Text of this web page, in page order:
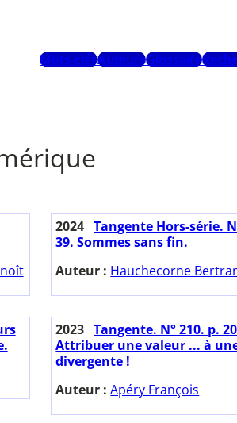
Mots-clésAuteursGlossaire
2024 Tangente Hors-série.
39. Sommes sans fin.
Auteur : Hauchecorne
2023 Tangente. N° 210. p.
Attribuer une valeur ... à
divergente !
Auteur :Apéry François